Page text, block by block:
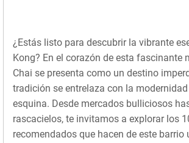
¿Estás listo para descubrir la vibrante
Kong? En el corazón de esta fascinante
Chai se presenta como un destino
tradición se entrelaza con la
esquina. Desde mercados bulliciosos
rascacielos, te invitamos a explorar los
recomendados que hacen de este barrio